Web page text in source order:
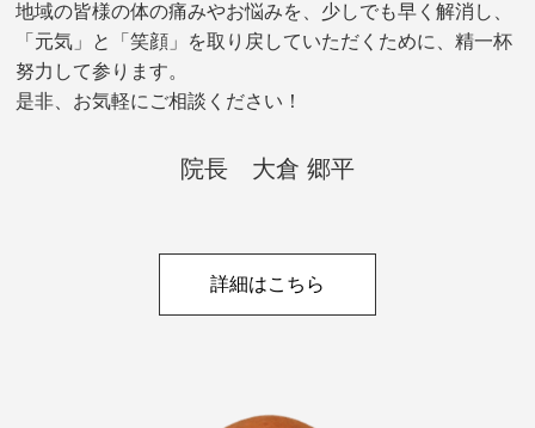
地域の皆様の体の痛みやお悩みを、少しでも早く解消し、
「元気」と「笑顔」を取り戻していただくために、精一杯
努力して参ります。
是非、お気軽にご相談ください！
院長 大倉 郷平
詳細はこちら